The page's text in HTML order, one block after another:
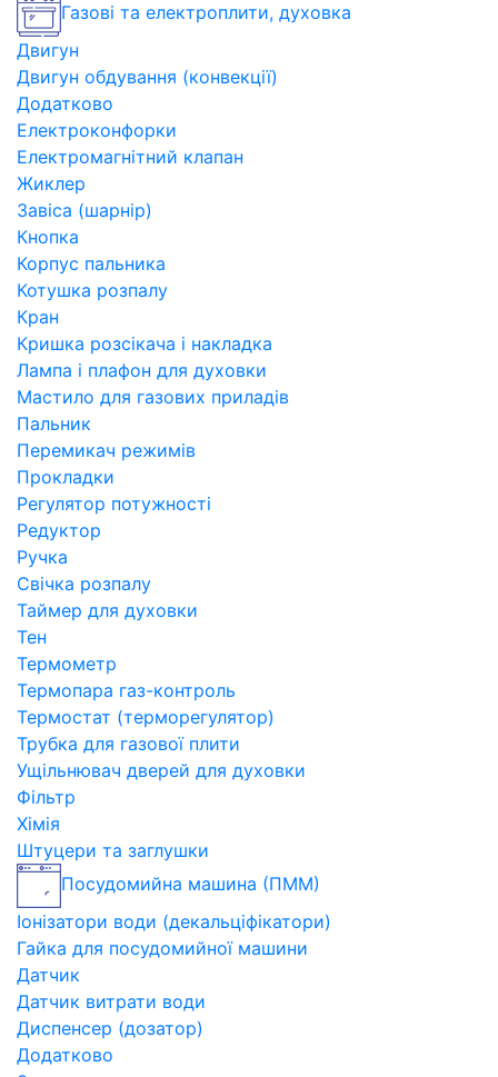
Газові та електроплити, духовка
Двигун
Двигун обдування (конвекції)
Додатково
Електроконфорки
Електромагнітний клапан
Жиклер
Завіса (шарнір)
Кнопка
Корпус пальника
Котушка розпалу
Кран
Кришка розсікача і накладка
Лампа і плафон для духовки
Мастило для газових приладів
Пальник
Перемикач режимів
Прокладки
Регулятор потужності
Редуктор
Ручка
Свічка розпалу
Таймер для духовки
Тен
Термометр
Термопара газ-контроль
Термостат (терморегулятор)
Трубка для газової плити
Ущільнювач дверей для духовки
Фільтр
Хімія
Штуцери та заглушки
Посудомийна машина (ПММ)
Іонізатори води (декальціфікатори)
Гайка для посудомийної машини
Датчик
Датчик витрати води
Диспенсер (дозатор)
Додатково